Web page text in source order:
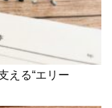
える“エリー